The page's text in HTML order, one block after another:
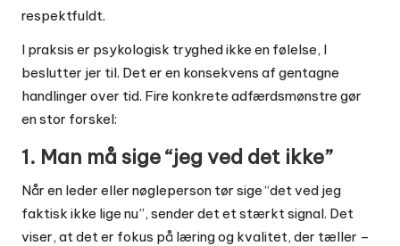
respektfuldt.
I praksis er psykologisk tryghed ikke en følelse, I
beslutter jer til. Det er en konsekvens af gentagne
handlinger over tid. Fire konkrete adfærdsmønstre gør
en stor forskel:
1. Man må sige “jeg ved det ikke”
Når en leder eller nøgleperson tør sige “det ved jeg
faktisk ikke lige nu”, sender det et stærkt signal. Det
viser, at det er fokus på læring og kvalitet, der tæller –